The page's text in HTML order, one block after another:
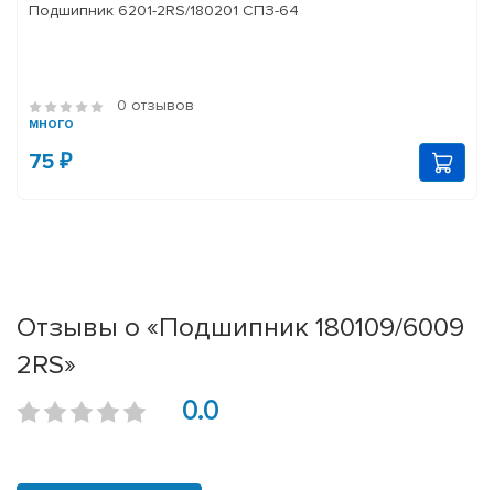
Подшипник 6201-2RS/180201 СПЗ-64
0 отзывов
много
75 ₽
Отзывы о «Подшипник 180109/6009
2RS»
0.0